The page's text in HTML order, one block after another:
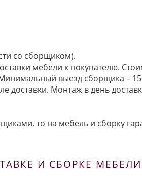
со сборщиком).
мебели к покупателю.
выезд сборщика –
доставки. Монтаж в день
то на мебель и сборку
И СБОРКЕ